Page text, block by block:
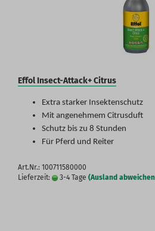
Effol Insect-Attack+ Citrus
Extra starker Insektenschutz
Mit angenehmem Citrusduft
Schutz bis zu 8 Stunden
Für Pferd und Reiter
Art.Nr.: 100711580000
Lieferzeit:
3-4 Tage (Ausland